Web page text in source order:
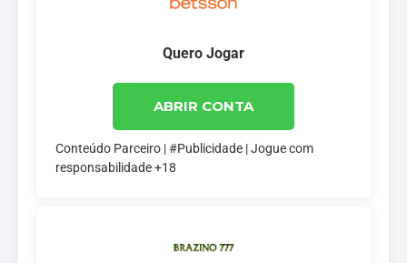
Quero Jogar
ABRIR CONTA
Conteúdo Parceiro | #Publicidade | Jogue com
responsabilidade +18